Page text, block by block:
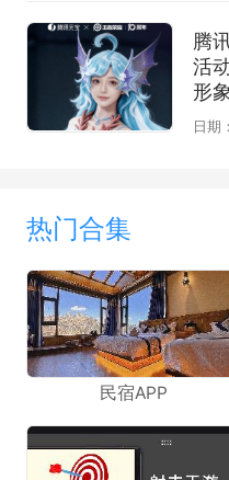
腾
活
形象
日期
热门合集
民宿APP